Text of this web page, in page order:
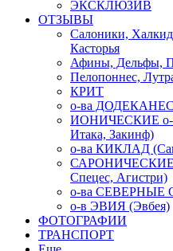
ЭКСКЛЮЗИВ
ОТЗЫВЫ
Салоники,
Касторья
Афины, Дельфы,
Пелопоннес,
КРИТ
о-ва
ИОНИЧЕСКИЕ о-
Итака, Закинф)
о-ва КИКЛАД
САРОНИЧЕСКИЕ
Спецес, Агистри)
о-ва
о-в ЭВИЯ (Эвбея)
ФОТОГРАФИИ
ТРАНСПОРТ